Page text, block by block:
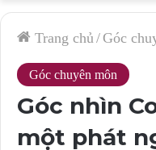
Trang chủ/Góc
Góc chuyên môn
Góc nhìn
một phát